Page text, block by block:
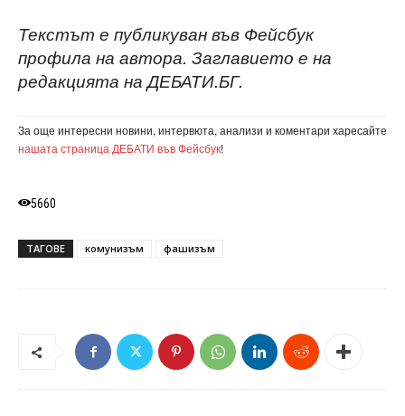
Текстът е публикуван във Фейсбук
профила на автора. Заглавието е на
редакцията на ДЕБАТИ.БГ.
За още интересни новини, интервюта, анализи и коментари харесайте
нашата страница ДЕБАТИ във Фейсбук!
5660
ТАГОВЕ комунизъм фашизъм